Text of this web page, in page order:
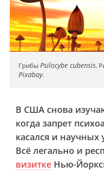
Грибы Psilocybe cubensis.
Pixabay.
В США снова
когда запрет
касался и
Всё легально и
визитке Нью-